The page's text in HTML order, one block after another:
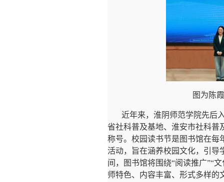
图为陈
近年来，淮阴师范学院先后
省社科普及基地、淮安市社科普
称号。校园读书节是图书馆在每
活动，旨在涵养校园文化，引导
间，图书馆将围绕“阅读推广”“
师特色、内容丰富、形式多样的